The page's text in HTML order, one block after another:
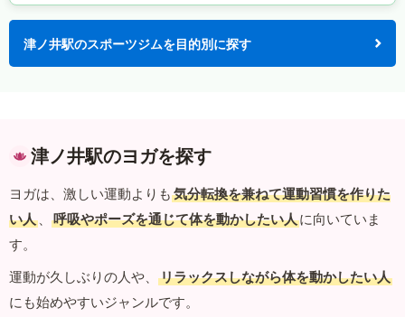
津ノ井駅のスポーツジムを目的別に探す
津ノ井駅のヨガを探す
ヨガは、激しい運動よりも 気分転換を兼ねて運動習慣を作りた
い人 、 呼吸やポーズを通じて体を動かしたい人に向いていま
す。
運動が久しぶりの人や、
リラックスしながら体を動かしたい人
にも始めやすいジャンルです。